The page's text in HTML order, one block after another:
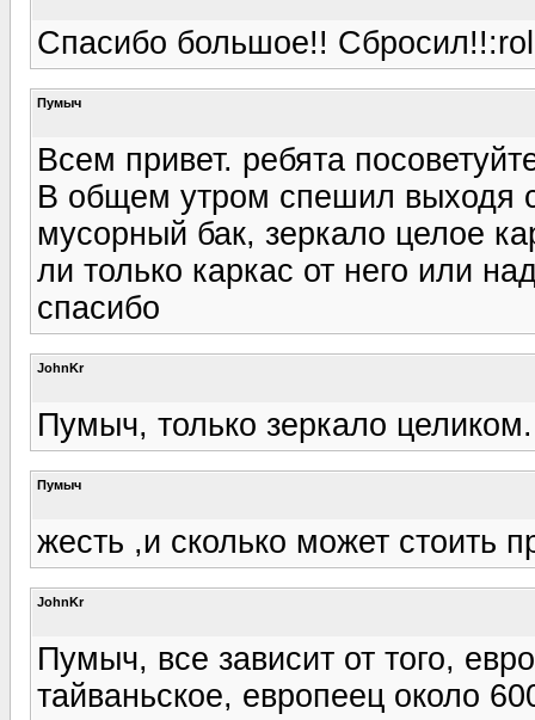
Спасибо большое!!
Пумыч
Всем привет. ребята
В общем утром спешил выходя
мусорный бак, зеркало целое
ли только каркас от него или
спасибо
JohnKr
Пумыч, только зеркало целиком.
Пумыч
жесть ,и сколько может стоить
JohnKr
Пумыч, все зависит от того,
тайваньское, европеец около